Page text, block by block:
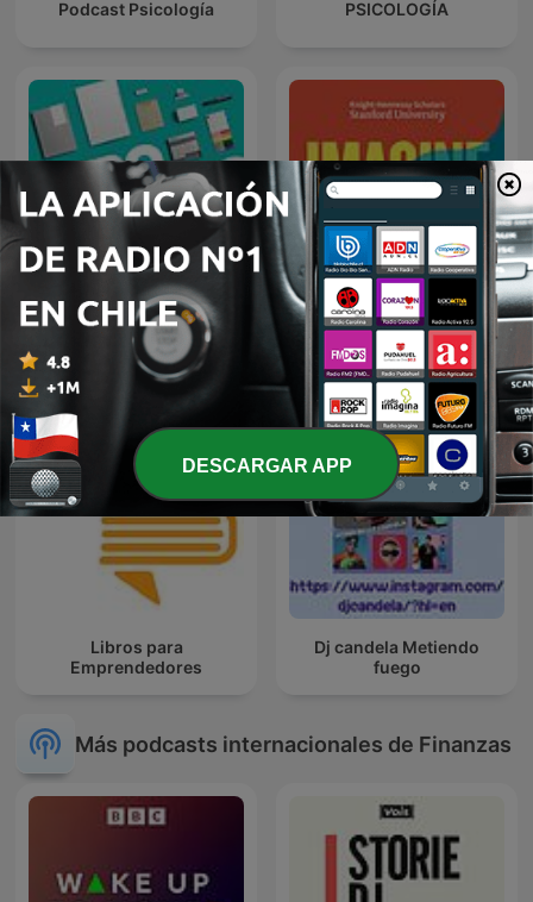
Podcast Psicología PSICOLOGÍA
Otro Público con José
Miguel Villouta
Imagine A World
Libros para
Emprendedores
Dj candela Metiendo
fuego
Más podcasts internacionales de Finanzas
DESCARGAR APP